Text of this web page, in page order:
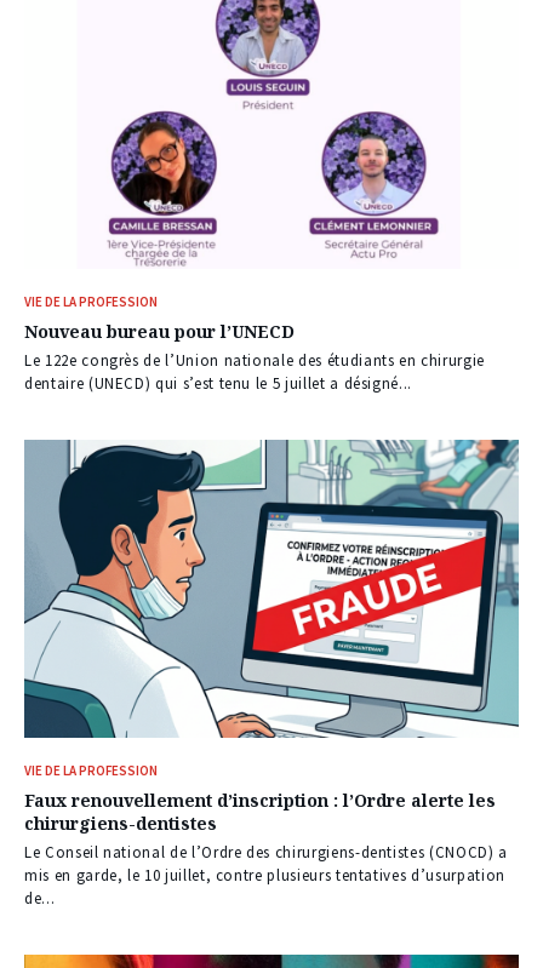
VIE DE LA PROFESSION
Nouveau bureau pour l’UNECD
Le 122e congrès de l’Union nationale des étudiants en chirurgie
dentaire (UNECD) qui s’est tenu le 5 juillet a désigné...
VIE DE LA PROFESSION
Faux renouvellement d’inscription : l’Ordre alerte les
chirurgiens-dentistes
Le Conseil national de l’Ordre des chirurgiens-dentistes (CNOCD) a
mis en garde, le 10 juillet, contre plusieurs tentatives d’usurpation
de...